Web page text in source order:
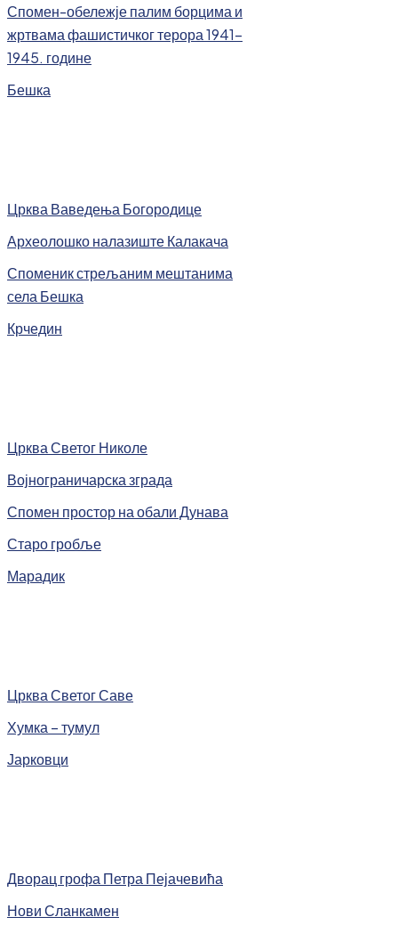
Спомен-обележје палим борцима и
жртвама фашистичког терора 1941-
1945. године
Бешка
Црква Ваведења Богородице
Археолошко налазиште Калакача
Споменик стрељаним мештанима
села Бешка
Крчедин
Црква Светог Николе
Војнограничарска зграда
Спомен простор на обали Дунава
Старо гробље
Марадик
Црква Светог Саве
Хумка – тумул
Јарковци
Дворац грофа Петра Пејачевића
Нови Сланкамен